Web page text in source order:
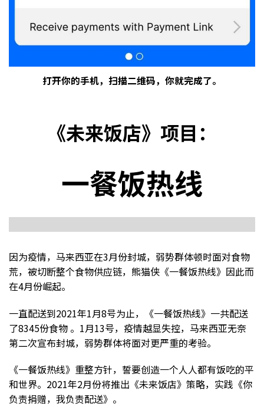
打开你的手机，扫描二维码，你就完成了。
《未来饭店》项目：
一餐饭热线
因为疫情，马来西亚在3月份封城，弱势群体顿时面对食物
荒，被切断整个食物供应链，熊猫侠《一餐饭热线》因此而
在4月份崛起。
一直配送到2021年1月8号为止，《一餐饭热线》一共配送
了8345份食物 。1月13号，疫情越显失控，马来西亚无奈
第二次宣布封城，弱势群体将面对更严重的考验。
《一餐饭热线》重整方针，誓要创造一个人人都有饭吃的平
和世界。2021年2月份将推出《未来饭店》策略，实践《你
负责捐赠，我负责配送》。